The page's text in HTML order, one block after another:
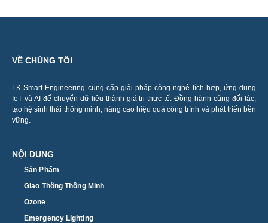
VỀ CHÚNG TÔI
LK Smart Engineering cung cấp giải pháp công nghệ tích hợp, ứng dụng
IoT và AI để chuyển dữ liệu thành giá trị thực tế. Đồng hành cùng đối tác,
tạo hệ sinh thái thông minh, nâng cao hiệu quả công trình và phát triển bền
vững.
NỘI DUNG
Sản Phẩm
Giao Thông Thông Minh
Ozone
Emergency Lighting